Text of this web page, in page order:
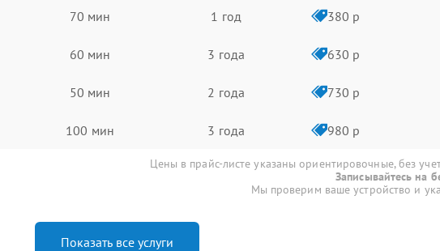
70 мин 1 год 380 р
60 мин 3 года 630 р
50 мин 2 года 730 р
100 мин 3 года 980 р
Цены в прайс-листе указаны ориентировочные, без
Записывайтесь на
Мы проверим ваше устройство и
Показать все услуги